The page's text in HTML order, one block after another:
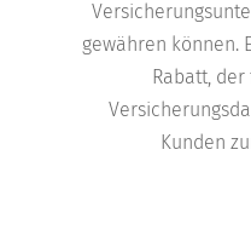
gewähren können.
Rabatt,
Kunden